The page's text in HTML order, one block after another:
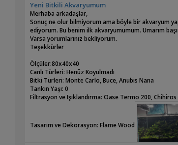
Yeni Bitkili Akvaryumum
Merhaba arkadaşlar,
Sonuç ne olur bilmiyorum ama böyle bir akvaryum
ediyorum. Bu benim ilk akvaryumumum. Umarım
Varsa yorumlarınız bekliyorum.
Teşekkürler
Ölçüler:80x40x40
Canlı Türleri: Henüz Koyulmadı
Bitki Türleri: Monte Carlo, Buce, Anubis Nana
Tankın Yaşı: 0
Filtrasyon ve Işıklandırma: Oase Termo 200,
Tasarım ve Dekorasyon: Flame Wood